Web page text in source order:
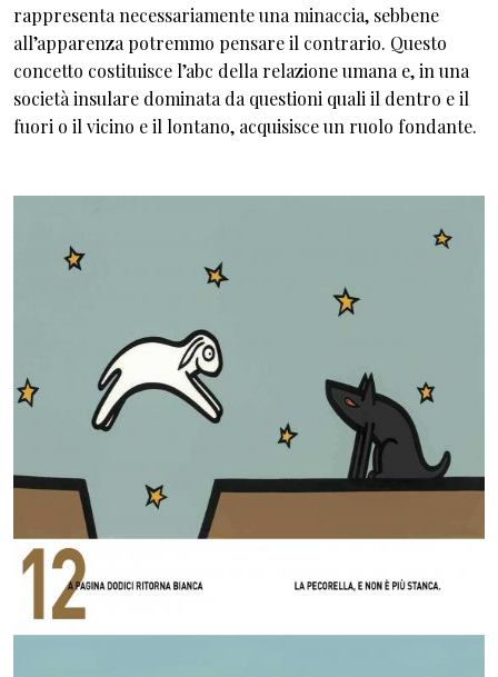
rappresenta necessariamente una minaccia, sebbene
all’apparenza potremmo pensare il contrario. Questo
concetto costituisce l’abc della relazione umana e, in una
società insulare dominata da questioni quali il dentro e il
fuori o il vicino e il lontano, acquisisce un ruolo fondante.